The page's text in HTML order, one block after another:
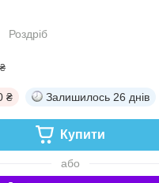
Роздріб
₴ Залишилось 26 днів
Купити
або